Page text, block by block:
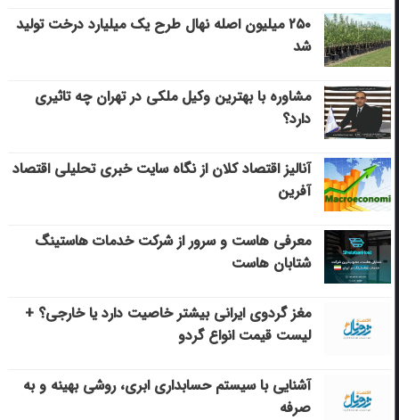
۲۵۰ میلیون اصله نهال طرح یک میلیارد درخت تولید
شد
مشاوره با بهترین وکیل ملکی در تهران چه تاثیری
دارد؟
آنالیز اقتصاد کلان از نگاه سایت خبری تحلیلی اقتصاد
آفرین
معرفی هاست و سرور از شرکت خدمات هاستینگ
شتابان هاست
مغز گردوی ایرانی بیشتر خاصیت دارد یا خارجی؟ +
لیست قیمت انواع گردو
آشنایی با سیستم حسابداری ابری، روشی بهینه و به
صرفه